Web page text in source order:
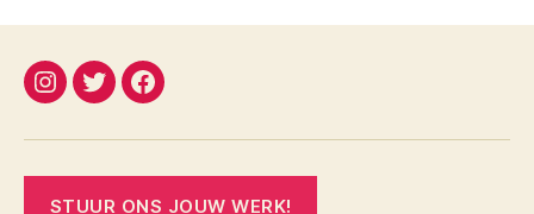
instagram
twitterfacebook
STUUR ONS JOUW WERK!